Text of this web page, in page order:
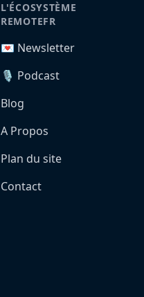
L'ÉCOSYSTÈME
REMOTEFR
💌 Newsletter
🎙️ Podcast
Blog
A Propos
Plan du site
Contact